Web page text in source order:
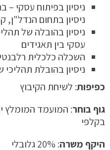
ניסיון בפיתוח עסקי
ניסיון בתחום הנדל"ן,
ניסיון בהובלה של
עסקי בין תאגידים
השכלה כלכלית
ניסיון בהובלת תהליכי
כפיפות: לשיחת הקיבוץ
גוף בוחר: המועמד המומלץ
בקלפי
היקף משרה: 20% גלובלי